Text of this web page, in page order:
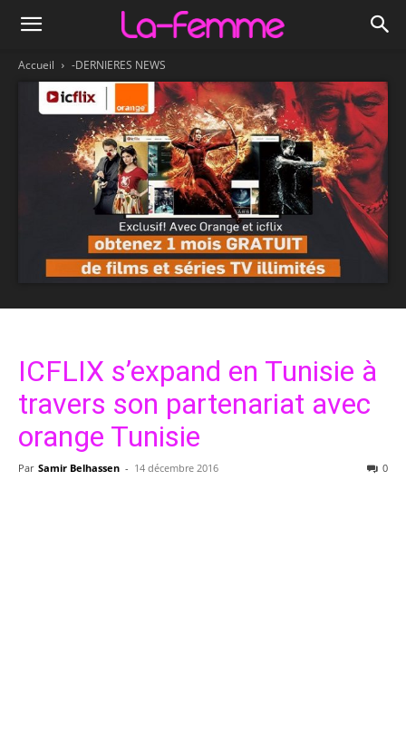
Accueil -DERNIERES NEWS
ICFLIX s’expand en Tunisie à
travers son partenariat avec
orange Tunisie
Par Samir Belhassen - 14 décembre 2016 0